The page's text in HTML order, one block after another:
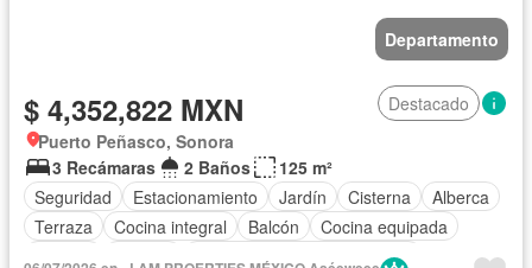
Departamento
$ 4,352,822 MXN
Destacado
Puerto Peñasco, Sonora
3 Recámaras
2 Baños
125 m²
Seguridad
Estacionamiento Jardín Cisterna
Alberca
Terraza
Cocina integral Balcón
Cocina equipada
Circuito cerrado de televisión